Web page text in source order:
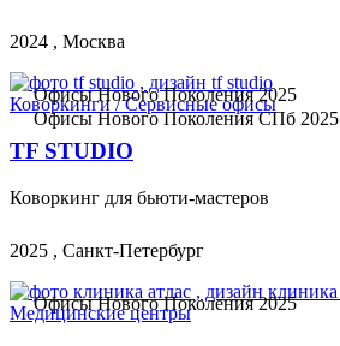
2024 , Москва
Офисы Нового Поколения 2025
Офисы Нового Поколения СПб 2025
Коворкинги / Сервисные офисы
TF STUDIO
Коворкинг для бьюти-мастеров
2025 , Санкт-Петербург
Офисы Нового Поколения 2025
Медицинские центры